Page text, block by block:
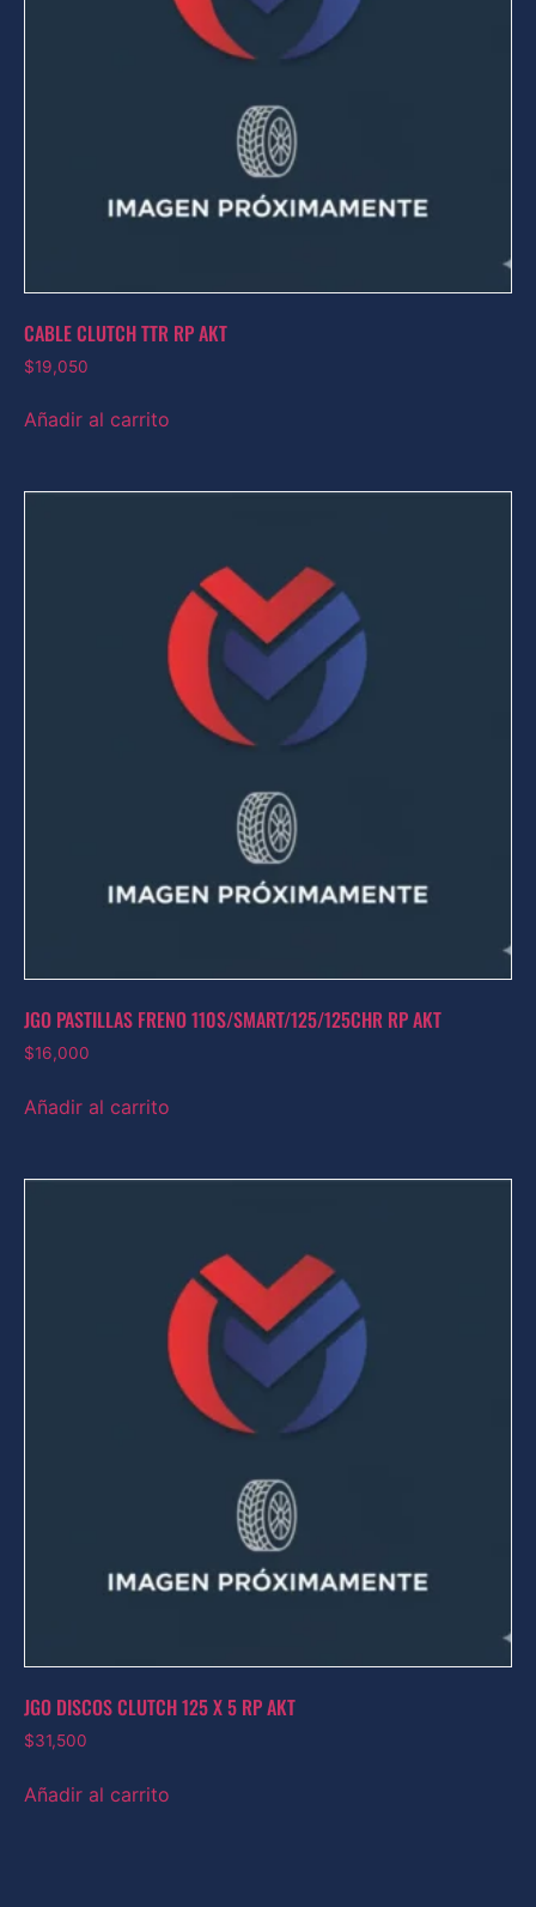
CABLE CLUTCH TTR RP AKT
$19,050
Añadir al carrito
JGO PASTILLAS FRENO 110S/SMART/125/125CHR RP AKT
$16,000
Añadir al carrito
JGO DISCOS CLUTCH 125 X 5 RP AKT
$31,500
Añadir al carrito